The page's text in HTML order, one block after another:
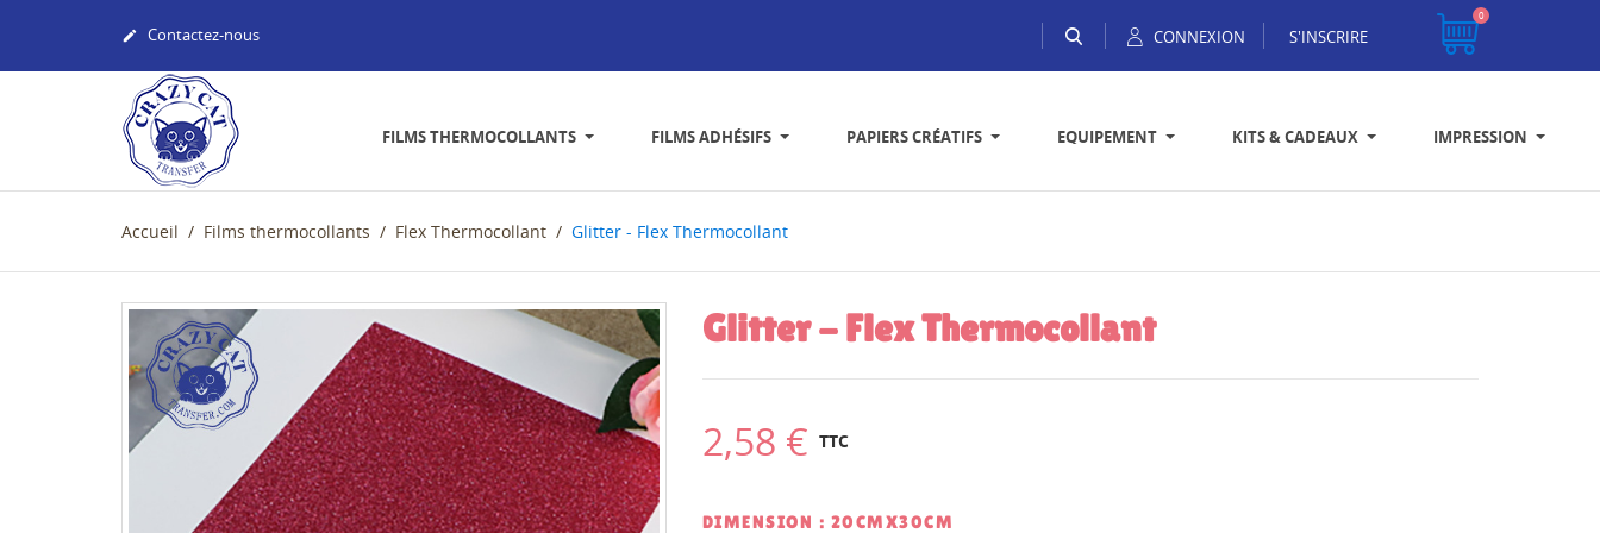
 Contactez-nous CONNEXION S'INSCRIRE
0
FILMS THERMOCOLLANTS FILMS ADHÉSIFS PAPIERS CRÉATIFS EQUIPEMENT KITS & CADEAUX IMPRESSION
Accueil Films thermocollants Flex Thermocollant Glitter - Flex Thermocollant
Glitter - Flex Thermocollant
2,58 € TTC
DIMENSION : 20CMX30CM